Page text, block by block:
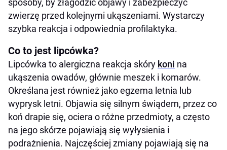
sposoby, by złagodzić objawy i zabezpieczyć
zwierzę przed kolejnymi ukąszeniami. Wystarczy
szybka reakcja i odpowiednia profilaktyka.
Co to jest lipcówka?
Lipcówka to alergiczna reakcja skóry koni na
ukąszenia owadów, głównie meszek i komarów.
Określana jest również jako egzema letnia lub
wyprysk letni. Objawia się silnym świądem, przez co
koń drapie się, ociera o różne przedmioty, a często
na jego skórze pojawiają się wyłysienia i
podrażnienia. Najczęściej zmiany pojawiają się na